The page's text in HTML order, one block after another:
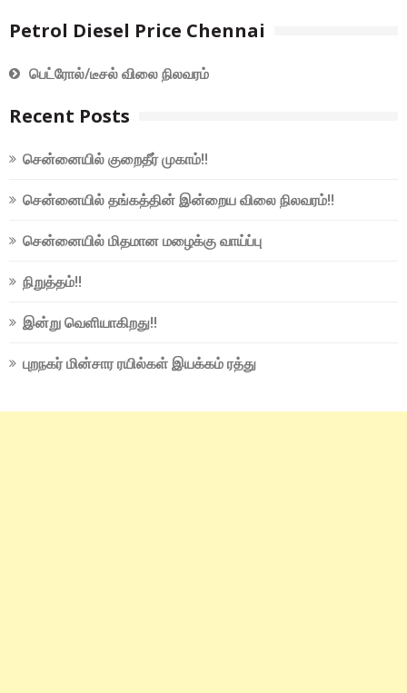
Petrol Diesel Price Chennai
பெட்ரோல்/டீசல் விலை நிலவரம்
Recent Posts
சென்னையில் குறைதீர் முகாம்!!
சென்னையில் தங்கத்தின் இன்றைய விலை நிலவரம்!!
சென்னையில் மிதமான மழைக்கு வாய்ப்பு
நிறுத்தம்!!
இன்று வெளியாகிறது!!
புறநகர் மின்சார ரயில்கள் இயக்கம் ரத்து